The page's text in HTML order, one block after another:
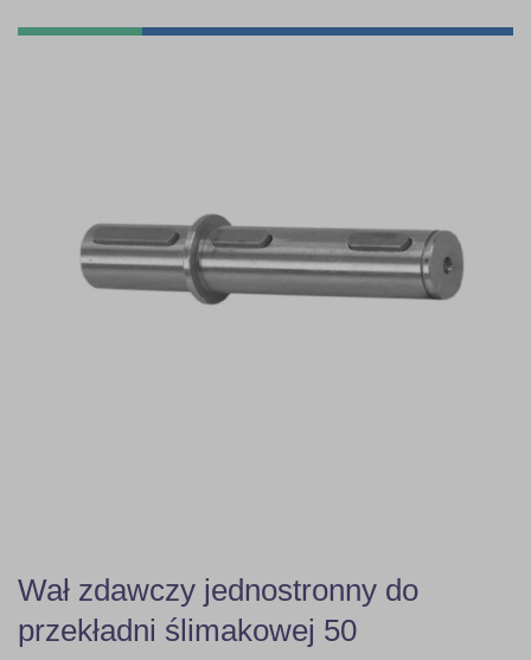
Wał zdawczy jednostronny do
przekładni ślimakowej 50